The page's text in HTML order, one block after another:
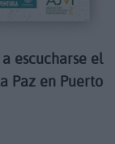
escucharse el
Paz en Puerto